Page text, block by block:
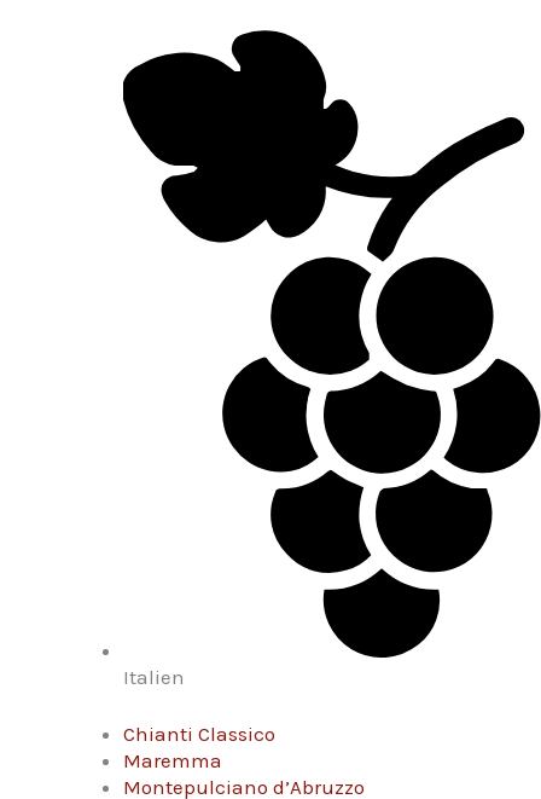
Italien
Chianti Classico
Maremma
Montepulciano d’Abruzzo